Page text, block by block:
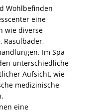
Wohlbefinden
eine
wie diverse
Rasulbäder,
Im Spa
unterschiedliche
Aufsicht, wie
medizinische
eine